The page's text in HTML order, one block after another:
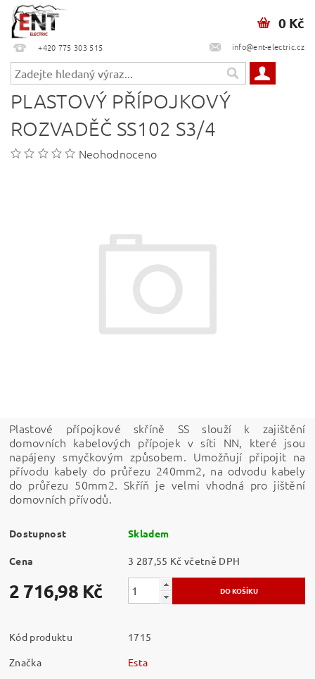
+420 775 303 515 info@ent-electric.cz
0 Kč
PLASTOVÝ PŘÍPOJKOVÝ
ROZVADĚČ SS102 S3/4
Neohodnoceno
Plastové přípojkové skříně SS slouží k zajištění
domovních kabelových přípojek v síti NN, které jsou
napájeny smyčkovým způsobem. Umožňují připojit na
přívodu kabely do průřezu 240mm2, na odvodu kabely
do průřezu 50mm2. Skříň je velmi vhodná pro jištění
domovních přívodů.
Dostupnost Skladem
Cena 3 287,55 Kč včetně DPH
2 716,98 Kč
Kód produktu
1715
Značka
Esta